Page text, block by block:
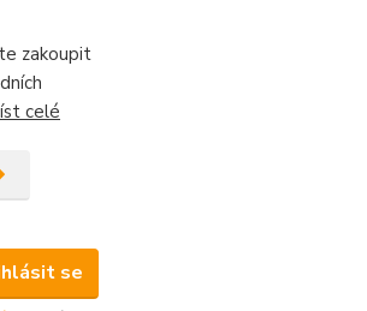
zakoupit
celé
se